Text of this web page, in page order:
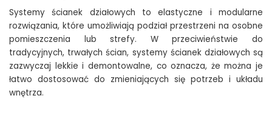
Systemy ścianek działowych to elastyczne i modularne
rozwiązania, które umożliwiają podział przestrzeni na osobne
pomieszczenia lub strefy. W przeciwieństwie do
tradycyjnych, trwałych ścian, systemy ścianek działowych są
zazwyczaj lekkie i demontowalne, co oznacza, że można je
łatwo dostosować do zmieniających się potrzeb i układu
wnętrza.